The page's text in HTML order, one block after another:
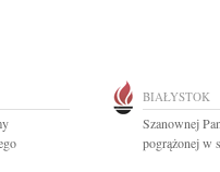
BIAŁYSTOK
Szanownej
pogrążonej w